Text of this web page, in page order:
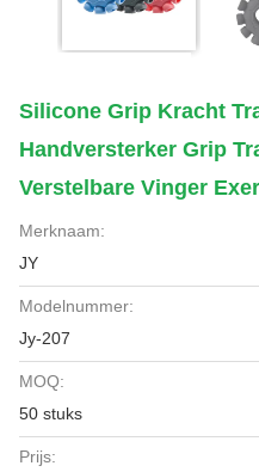
Silicone Grip Kracht
Handversterker Grip
Verstelbare Vinger
Merknaam:
JY
Modelnummer:
Jy-207
MOQ:
50 stuks
Prijs: